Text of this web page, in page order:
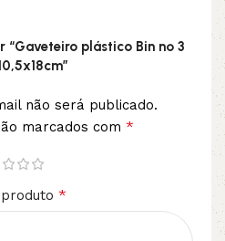
“Gaveteiro plástico Bin nº 3
não será publicado.
marcados com *
*